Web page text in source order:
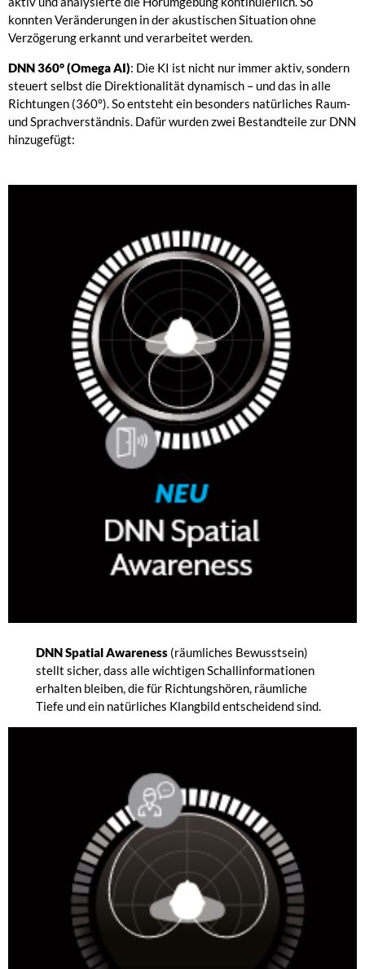
konnten Veränderungen in der akustischen Situation ohne
Verzögerung erkannt und verarbeitet werden.
DNN 360°(Omega AI): Die KI ist nicht nur immer aktiv, sondern
steuert selbst die Direktionalität dynamisch – und das in alle
Richtungen (360°). So entsteht ein besonders natürliches Raum-
und Sprachverständnis. Dafür wurden zwei Bestandteile zur DNN
hinzugefügt:
DNN Spatial Awareness (räumliches Bewusstsein)
stellt sicher, dass alle wichtigen Schallinformationen
erhalten bleiben, die für Richtungshören, räumliche
Tiefe und ein natürliches Klangbild entscheidend sind.